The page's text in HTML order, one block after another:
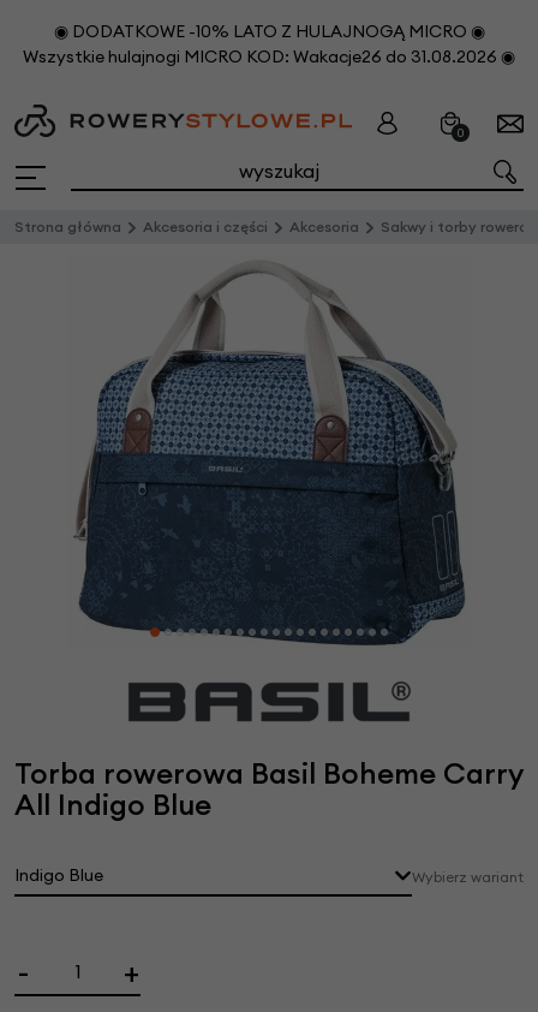
◉ DODATKOWE -10% LATO Z HULAJNOGĄ MICRO ◉
Wszystkie hulajnogi MICRO KOD: Wakacje26 do 31.08.2026 ◉
0
Strona główna Akcesoria i części Akcesoria Sakwy i torby
Torba rowerowa Basil Boheme Carry
All Indigo Blue
Indigo Blue Wybierz wariant
- +